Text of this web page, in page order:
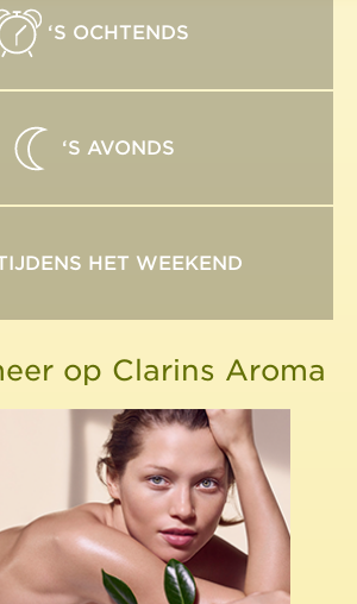
‘S OCHTENDS
‘S AVONDS
HET WEEKEND
op Clarins Aroma